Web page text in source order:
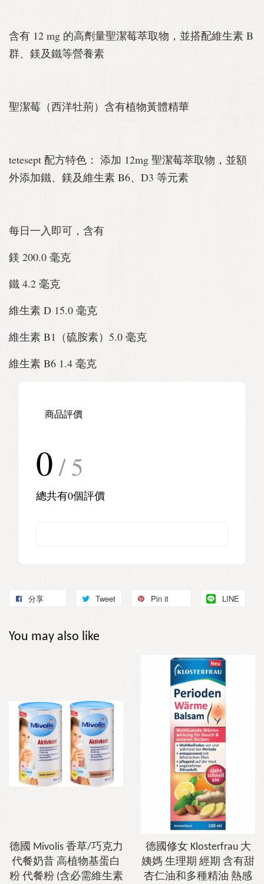
含有 12 mg 的高劑量聖潔莓萃取物，並搭配維生素 B
群、鎂及鐵等營養素
聖潔莓（西洋牡荊）含有植物黃體精華
tetesept 配方特色： 添加 12mg 聖潔莓萃取物，並額
外添加鐵、鎂及維生素 B6、D3 等元素
每日一入即可，含有
鎂 200.0 毫克
鐵 4.2 毫克
維生素 D 15.0 毫克
維生素 B1（硫胺素）5.0 毫克
維生素 B6 1.4 毫克
商品評價
0 / 5
總共有0個評價
分享 Tweet Pin it LINE
You may also like
德國 Mivolis 香草/巧克力
代餐奶昔 高植物基蛋白
粉 代餐粉 (含必需維生素
德國修女 Klosterfrau 大
姨媽 生理期 經期 含有甜
杏仁油和多種精油 熱感